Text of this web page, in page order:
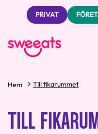
PRIVAT
Hem Till fikarummet
TILL